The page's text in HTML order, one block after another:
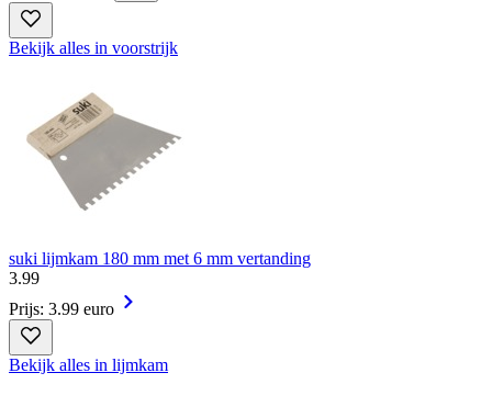
Bekijk alles in voorstrijk
suki lijmkam 180 mm met 6 mm vertanding
3.99
Prijs: 3.99 euro
Bekijk alles in lijmkam